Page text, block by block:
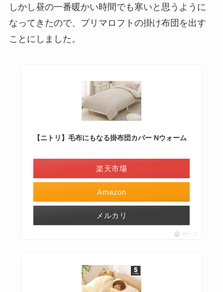
しかし昼の一番暖かい時間でも寒いと思うように
なってきたので、プリマロフトの掛け布団を出す
ことにしました。
【ニトリ】毛布にもなる掛布団カバー Nウォーム
Amazon
楽天市場
メルカリ
ポチップ